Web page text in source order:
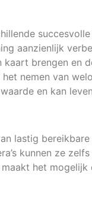
succesvolle
aanzienlijk
kaart brengen en
nemen van
en kan
lastig
kunnen ze
het